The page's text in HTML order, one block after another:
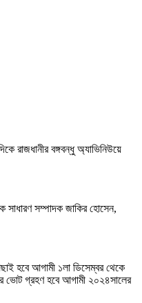
রাজধানীর বঙ্গবন্ধু অ্যাভিনিউয়ে
সাধারণ সম্পাদক জাকির হোসেন,
হবে আগামী ১লা ডিসেম্বর থেকে
ভোট গ্রহণ হবে আগামী ২০২৪সালের